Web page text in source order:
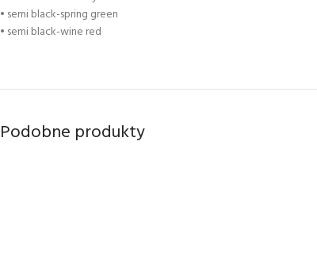
• semi black-spring green
• semi black-wine red
Podobne produkty